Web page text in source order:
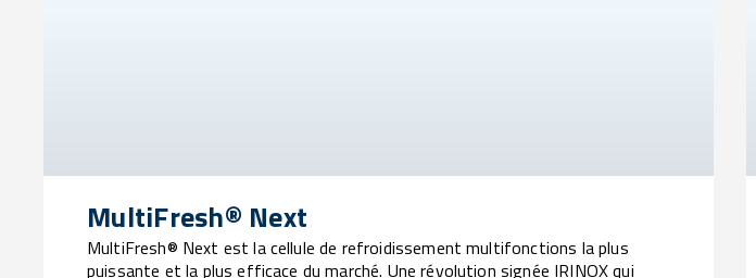
MultiFresh® Next
MultiFresh® Next est la cellule de refroidissement multifonctions la plus
puissante et la plus efficace du marché. Une révolution signée IRINOX qui